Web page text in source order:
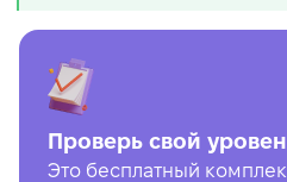
Проверь свой
Это бесплатный